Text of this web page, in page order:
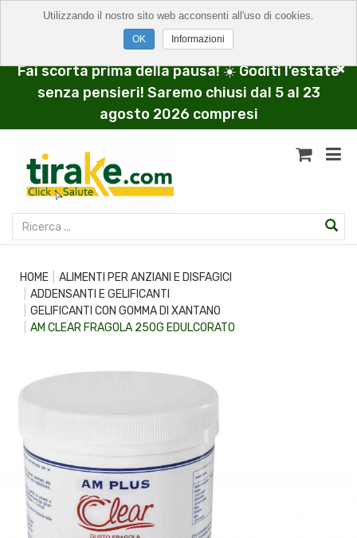
Fai scorta prima della pausa! ☀️ Goditi l’estate
senza pensieri! Saremo chiusi dal 5 al 23
agosto 2026 compresi
HOME
ALIMENTI PER ANZIANI E DISFAGICI
ADDENSANTI E GELIFICANTI
GELIFICANTI CON GOMMA DI XANTANO
AM CLEAR FRAGOLA 250G EDULCORATO
Utilizzando il nostro sito web acconsenti all'uso di cookies.
Informazioni